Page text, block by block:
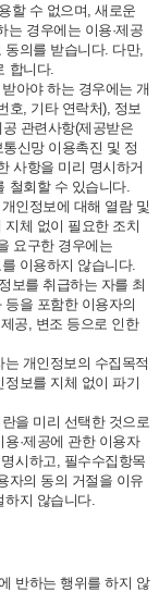
할 수 없으며, 새로운
는 경우에는 이용·제공
의를 받습니다. 다만,
합니다.
아야 하는 경우에는 개
호, 기타 연락처), 정보
관련사항(제공받은
신망 이용촉진 및 정
사항을 미리 명시하거
철회할 수 있습니다.
인정보에 대해 열람 및
체 없이 필요한 조치
요구한 경우에는
이용하지 않습니다.
보를 취급하는 자를 최
을 포함한 이용자의
공, 변조 등으로 인한
개인정보의 수집목적
보를 지체 없이 파기
을 미리 선택한 것으로
·제공에 관한 이용자
시하고, 필수수집항목
자의 동의 거절을 이유
하지 않습니다.
반하는 행위를 하지 않